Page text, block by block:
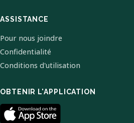
ASSISTANCE
Pour nous joindre
Confidentialité
Conditions d'utilisation
OBTENIR L'APPLICATION